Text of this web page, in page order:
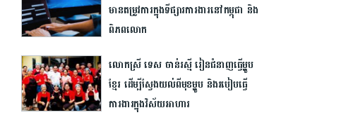
មាន​តម្រូវការ​ក្នុង​ទីផ្សារ​ការងារ​នៅ​កម្ពុជា និង​
ពិភពលោក
លោកស្រី ទេស ចាន់រស្មី រៀន​ជំនាញ​ធ្វើម្ហូប​
ខ្មែរ ដើម្បី​ស្វែង​យល់​ពីមុខ​ម្ហូប​ និង​របៀប​ធ្វើ
ការងារ​ក្នុង​វិស័យ​អាហារ